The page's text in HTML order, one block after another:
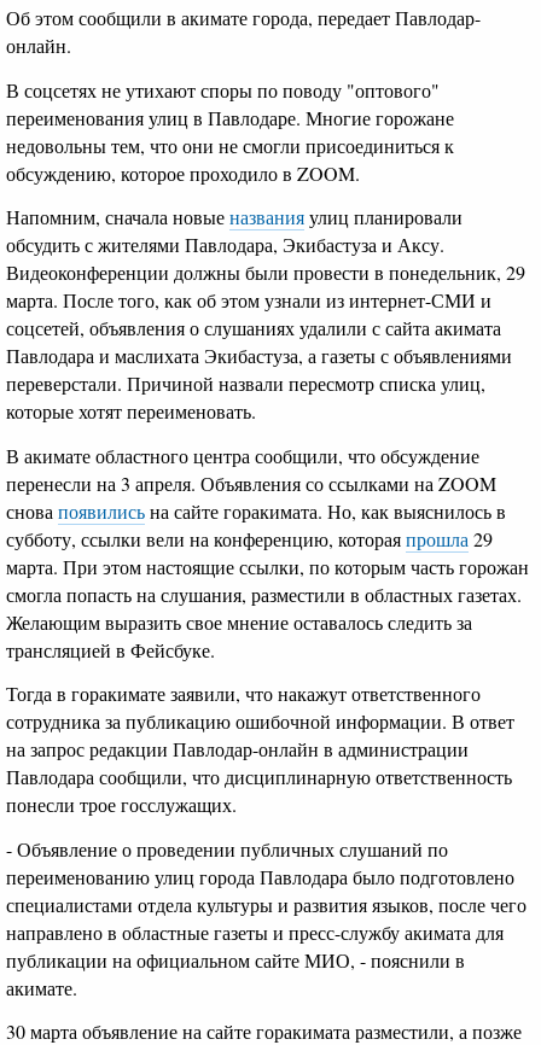
Об этом сообщили в акимате города, передает Павлодар-
онлайн.
В соцсетях не утихают споры по поводу "оптового"
переименования улиц в Павлодаре. Многие горожане
недовольны тем, что они не смогли присоединиться к
обсуждению, которое проходило в ZOOM.
Напомним, сначала новыеназванияулиц планировали
обсудить с жителями Павлодара, Экибастуза и Аксу.
Видеоконференции должны были провести в понедельник, 29
марта. После того, как об этом узнали из интернет-СМИ и
соцсетей, объявления о слушаниях удалили с сайта акимата
Павлодара и маслихата Экибастуза, а газеты с объявлениями
переверстали. Причиной назвали пересмотр списка улиц,
которые хотят переименовать.
В акимате областного центра сообщили, что обсуждение
перенесли на 3 апреля. Объявления со ссылками на ZOOM
снова появилисьна сайте горакимата. Но, как выяснилось в
субботу, ссылки вели на конференцию, котораяпрошла 29
марта. При этом настоящие ссылки, по которым часть горожан
смогла попасть на слушания, разместили в областных газетах.
Желающим выразить свое мнение оставалось следить за
трансляцией в Фейсбуке.
Тогда в горакимате заявили, что накажут ответственного
сотрудника за публикацию ошибочной информации. В ответ
на запрос редакции Павлодар-онлайн в администрации
Павлодара сообщили, что дисциплинарную ответственность
понесли трое госслужащих.
- Объявление о проведении публичных слушаний по
переименованию улиц города Павлодара было подготовлено
специалистами отдела культуры и развития языков, после чего
направлено в областные газеты и пресс-службу акимата для
публикации на официальном сайте МИО, - пояснили в
акимате.
30 марта объявление на сайте горакимата разместили, а позже